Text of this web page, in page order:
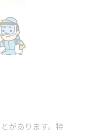
があります。特